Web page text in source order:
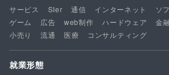
サービス SIer 通信 インターネット ソ
ゲーム
広告 web制作 ハードウェア 金
小売り
流通 医療 コンサルティング
就業形態